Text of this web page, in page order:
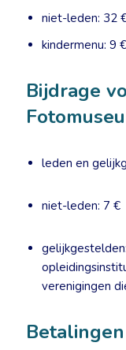
niet-leden: 32
kindermenu: 9 €
Bijdrage
leden en
niet-leden: 7 €
verenigingen
Betalingen